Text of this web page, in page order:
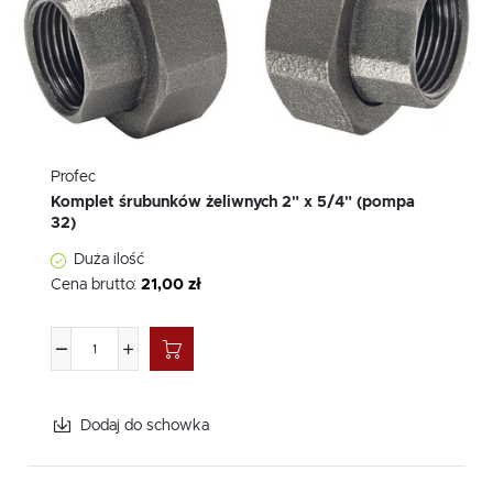
Profec
Komplet śrubunków żeliwnych 2" x 5/4" (pompa
32)
Duża ilość
Cena brutto: 21,00 zł
Dodaj do schowka